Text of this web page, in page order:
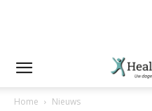
Home Nieuws